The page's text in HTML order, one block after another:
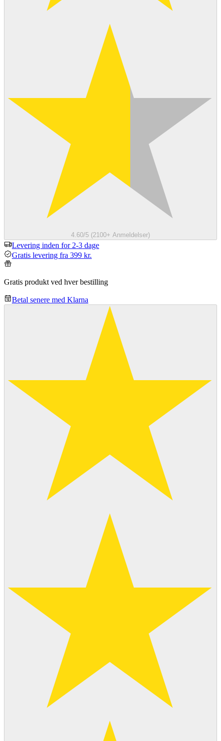
4.60/5 (2100+ Anmeldelser)
Levering inden for 2-3 dage
Gratis levering fra 399 kr.
Gratis produkt ved hver bestilling
Betal senere med Klarna